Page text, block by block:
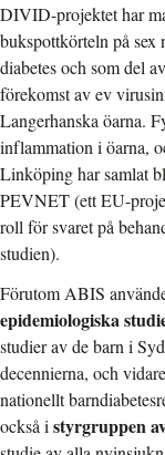
DIVID-projektet har
bukspottkörteln på sex
diabetes och som del
förekomst av ev
Langerhanska öarna.
inflammation i öarna,
Linköping har samlat
PEVNET (ett EU-
roll för svaret på
studien).
Förutom ABIS
epidemiologiska
studier av de barn i
decennierna, och
nationellt
också i styrgruppen